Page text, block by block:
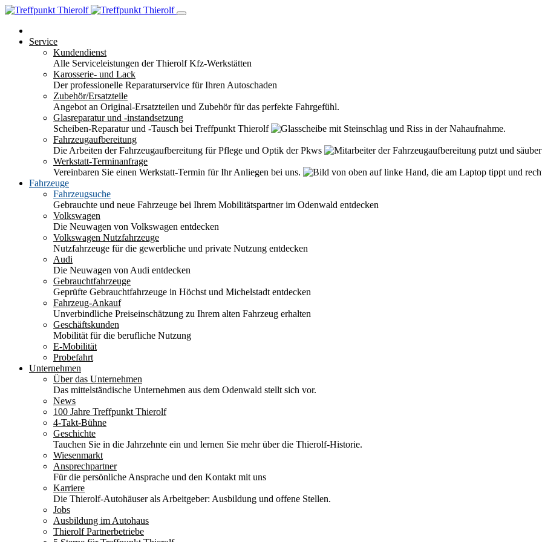
Service
Kundendienst
Alle Serviceleistungen der Thierolf Kfz-Werkstätten
Karosserie- und Lack
Der professionelle Reparaturservice für Ihren Autoschaden
Zubehör/Ersatzteile
Angebot an Original-Ersatzteilen und Zubehör für das perfekte Fahrgefühl.
Glasreparatur und -instandsetzung
Scheiben-Reparatur und -Tausch bei Treffpunkt Thierolf
Fahrzeugaufbereitung
Die Arbeiten der Fahrzeugaufbereitung für Pflege und Optik der Pkws
Werkstatt-Terminanfrage
Vereinbaren Sie einen Werkstatt-Termin für Ihr Anliegen bei uns.
Fahrzeuge
Fahrzeugsuche
Gebrauchte und neue Fahrzeuge bei Ihrem Mobilitätspartner im Odenwald entdecken
Volkswagen
Die Neuwagen von Volkswagen entdecken
Volkswagen Nutzfahrzeuge
Nutzfahrzeuge für die gewerbliche und private Nutzung entdecken
Audi
Die Neuwagen von Audi entdecken
Gebrauchtfahrzeuge
Geprüfte Gebrauchtfahrzeuge in Höchst und Michelstadt entdecken
Fahrzeug-Ankauf
Unverbindliche Preiseinschätzung zu Ihrem alten Fahrzeug erhalten
Geschäftskunden
Mobilität für die berufliche Nutzung
E-Mobilität
Probefahrt
Unternehmen
Über das Unternehmen
Das mittelständische Unternehmen aus dem Odenwald stellt sich vor.
News
100 Jahre Treffpunkt Thierolf
4-Takt-Bühne
Geschichte
Tauchen Sie in die Jahrzehnte ein und lernen Sie mehr über die Thierolf-Historie.
Wiesenmarkt
Ansprechpartner
Für die persönliche Ansprache und den Kontakt mit uns
Karriere
Die Thierolf-Autohäuser als Arbeitgeber: Ausbildung und offene Stellen.
Jobs
Ausbildung im Autohaus
Thierolf Partnerbetriebe